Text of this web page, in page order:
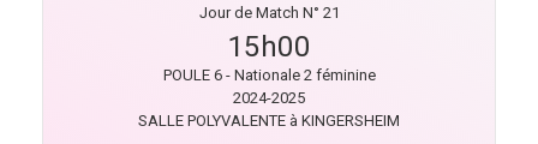
Jour de Match N° 21
15h00
POULE 6 - Nationale 2 féminine
2024-2025
SALLE POLYVALENTE à KINGERSHEIM